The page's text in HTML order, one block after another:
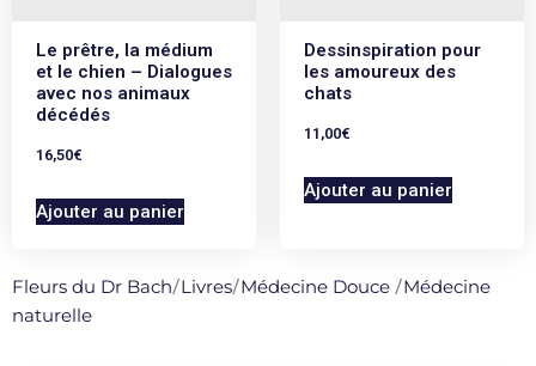
Le prêtre, la médium
et le chien – Dialogues
avec nos animaux
décédés
16,50€
Ajouter au panier
Dessinspiration pour
les amoureux des
chats
11,00€
Ajouter au panier
Fleurs du Dr Bach/Livres/Médecine Douce /Médecine
naturelle